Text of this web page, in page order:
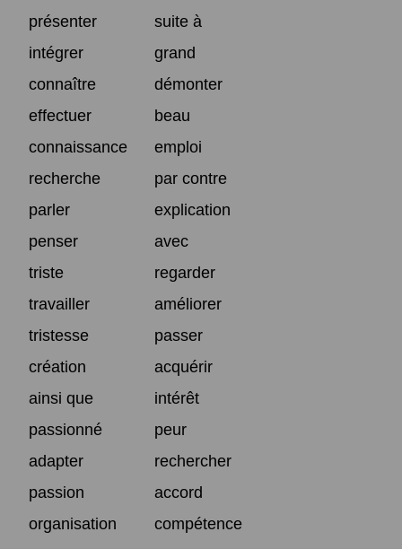
présenter
suite à
intégrer
grand
connaître
démonter
effectuer
beau
connaissance
emploi
recherche
par contre
parler
explication
penser
avec
triste
regarder
travailler
améliorer
tristesse
passer
création
acquérir
ainsi que
intérêt
passionné
peur
adapter
rechercher
passion
accord
organisation
compétence